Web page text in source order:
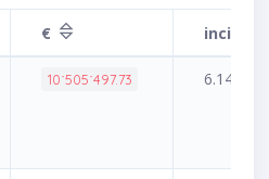
€
10˙505˙497.73 6.14%